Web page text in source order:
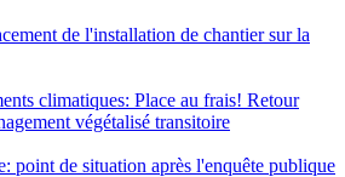
de l'installation de chantier sur la
climatiques: Place au frais! Retour
végétalisé transitoire
point de situation après l'enquête publique